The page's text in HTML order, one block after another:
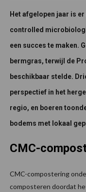
Het afgelopen jaar is
controlled
een succes te maken.
bermgras, terwijl de
beschikbaar stelde.
perspectief in het
regio, en boeren
bodems met lokaal
CMC-
CMC-compostering
composteren doordat